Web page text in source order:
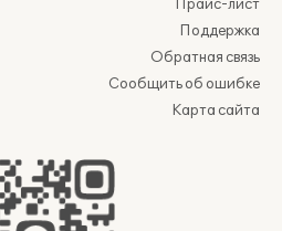
Прайс-лист
Поддержка
Обратная связь
Сообщить об ошибке
Карта сайта